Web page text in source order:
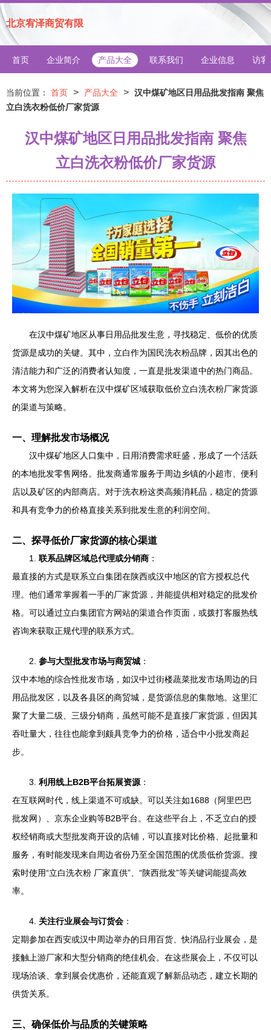
北京宥泽商贸有限
首页 企业简介 产品大全 联系我们 企业信息 访客
当前位置： 首页 > 产品大全 > 汉中煤矿地区日用品批发指南 聚焦
立白洗衣粉低价厂家货源
汉中煤矿地区日用品批发指南 聚焦
立白洗衣粉低价厂家货源
在汉中煤矿地区从事日用品批发生意，寻找稳定、低价的优质
货源是成功的关键。其中，立白作为国民洗衣粉品牌，因其出色的
清洁能力和广泛的消费者认知度，一直是批发渠道中的热门商品。
本文将为您深入解析在汉中煤矿区域获取低价立白洗衣粉厂家货源
的渠道与策略。
一、理解批发市场概况
汉中煤矿地区人口集中，日用消费需求旺盛，形成了一个活跃
的本地批发零售网络。批发商通常服务于周边乡镇的小超市、便利
店以及矿区的内部商店。对于洗衣粉这类高频消耗品，稳定的货源
和具有竞争力的价格直接关系到批发生意的利润空间。
二、探寻低价厂家货源的核心渠道
1. 联系品牌区域总代理或分销商 ：
最直接的方式是联系立白集团在陕西或汉中地区的官方授权总代
理。他们通常掌握着一手的厂家货源，并能提供相对稳定的批发价
格。可以通过立白集团官方网站的渠道合作页面，或拨打客服热线
咨询来获取正规代理的联系方式。
2. 参与大型批发市场与商贸城 ：
汉中本地的综合性批发市场，如汉中过街楼蔬菜批发市场周边的日
用品批发区，以及各县区的商贸城，是货源信息的集散地。这里汇
聚了大量二级、三级分销商，虽然可能不是直接厂家货源，但因其
吞吐量大，往往也能拿到颇具竞争力的价格，适合中小批发商起
步。
3. 利用线上B2B平台拓展资源 ：
在互联网时代，线上渠道不可或缺。可以关注如1688（阿里巴巴
批发网）、京东企业购等B2B平台。在这些平台上，不乏立白的授
权经销商或大型批发商开设的店铺，可以直接对比价格、起批量和
服务，有时能发现来自周边省份乃至全国范围的优质低价货源。搜
索时使用“立白洗衣粉 厂家直供”、“陕西批发”等关键词能提高效
率。
4. 关注行业展会与订货会 ：
定期参加在西安或汉中周边举办的日用百货、快消品行业展会，是
接触上游厂家和大型分销商的绝佳机会。在这些展会上，不仅可以
现场洽谈、拿到展会优惠价，还能直观了解新品动态，建立长期的
供货关系。
三、确保低价与品质的关键策略